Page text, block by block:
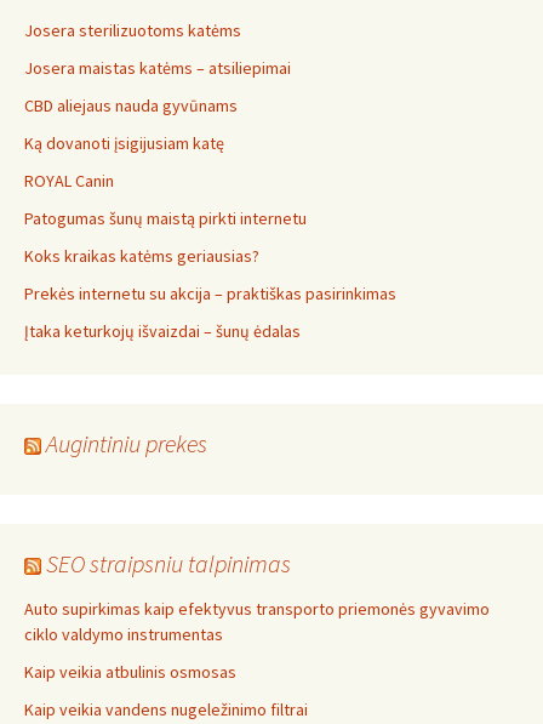
Josera sterilizuotoms katėms
Josera maistas katėms – atsiliepimai
CBD aliejaus nauda gyvūnams
Ką dovanoti įsigijusiam katę
ROYAL Canin
Patogumas šunų maistą pirkti internetu
Koks kraikas katėms geriausias?
Prekės internetu su akcija – praktiškas pasirinkimas
Įtaka keturkojų išvaizdai – šunų ėdalas
Augintiniu prekes
SEO straipsniu talpinimas
Auto supirkimas kaip efektyvus transporto priemonės gyvavimo
ciklo valdymo instrumentas
Kaip veikia atbulinis osmosas
Kaip veikia vandens nugeležinimo filtrai